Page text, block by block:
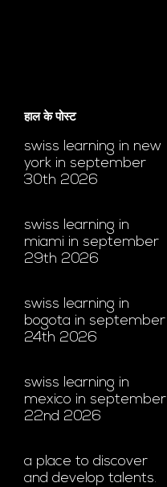
हाल के पोस्ट
swiss learning in new
york in september
30th 2026
swiss learning in
miami in september
29th 2026
swiss learning in
bogota in september
24th 2026
swiss learning in
mexico in september
22nd 2026
a place to discover
and develop talents.